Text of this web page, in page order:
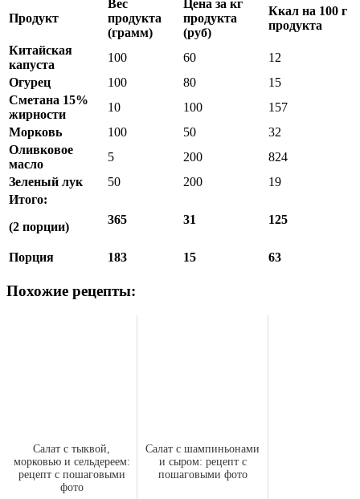
Продукт
Вес
продукта
(грамм)
Цена за кг
продукта
(руб)
Ккал на 100 г
продукта
Китайская
капуста
100 60
12
Огурец
100 80
15
Сметана 15%
жирности
10 100
157
Морковь
100 50
32
Оливковое
масло
5 200
824
Зеленый лук
50 200
19
Итого:
(2 порции)
365 31 125
Порция 183 15 63
Похожие рецепты:
Салат с тыквой,
морковью и сельдереем:
рецепт с пошаговыми
фото
Салат с шампиньонами
и сыром: рецепт с
пошаговыми фото